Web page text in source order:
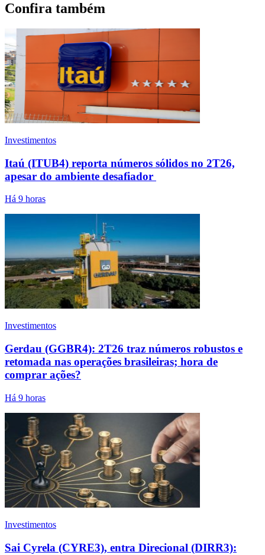
Confira também
Investimentos
Itaú (ITUB4) reporta números sólidos no 2T26,
apesar do ambiente desafiador
Há 9 horas
Investimentos
Gerdau (GGBR4): 2T26 traz números robustos e
retomada nas operações brasileiras; hora de
comprar ações?
Há 9 horas
Investimentos
Sai Cyrela (CYRE3), entra Direcional (DIRR3):